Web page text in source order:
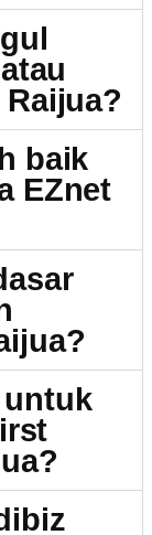
baik
EZnet
untuk